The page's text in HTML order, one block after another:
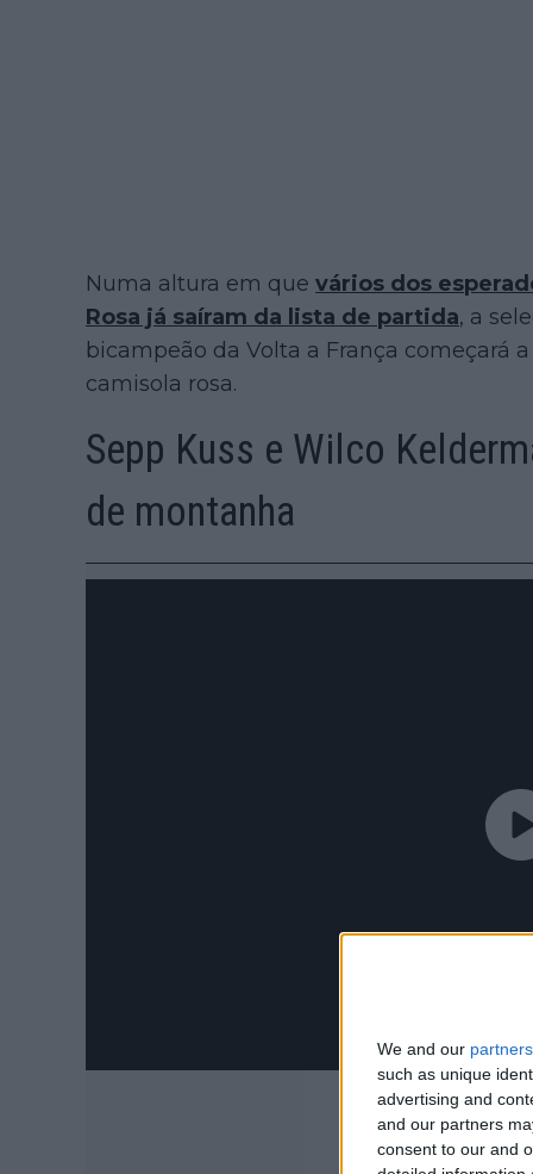
We and our partners
such as unique
advertising and
and our partners
consent to our and
Numa altura em que vários dos
Rosa já saíram da lista de partida, a
bicampeão da Volta a França começará
camisola rosa.
Sepp Kuss e Wilco
de montanha